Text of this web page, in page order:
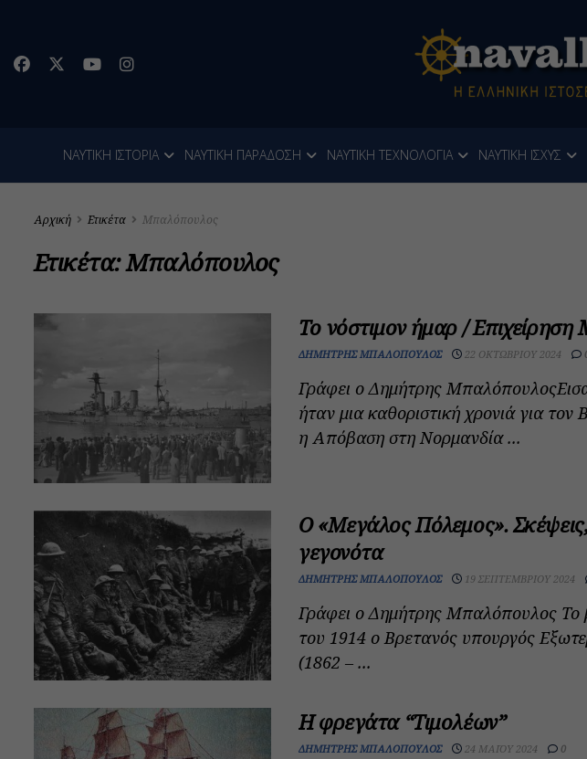
ΝΑΥΤΙΚΗ ΙΣΤΟΡΙΑ ΝΑΥΤΙΚΗ ΠΑΡΑΔΟΣΗ ΝΑΥΤΙΚΗ ΤΕΧΝΟΛΟΓΙΑ ΝΑΥΤΙΚΗ ΙΣΧΥΣ
Αρχική Ετικέτα Μπαλόπουλος
Ετικέτα:Μπαλόπουλος
Το νόστιμον ήμαρ / Επιχείρηση
ΔΗΜΉΤΡΗΣ ΜΠΑΛΌΠΟΥΛΟΣ 22 ΟΚΤΩΒΡΊΟΥ 2024
Γράφει ο Δημήτρης
ήταν μια καθοριστική χρονιά για
η Απόβαση στη Νορμανδία ...
Ο «Μεγάλος Πόλεμος».
γεγονότα
ΔΗΜΉΤΡΗΣ ΜΠΑΛΌΠΟΥΛΟΣ 19 ΣΕΠΤΕΜΒΡΊΟΥ 2024
Γράφει ο Δημήτρης Μπαλόπουλος Το
του 1914 ο Βρετανός υπουργός
(1862 – ...
Η φρεγάτα “Τιμολέων”
ΔΗΜΉΤΡΗΣ ΜΠΑΛΌΠΟΥΛΟΣ 24 ΜΑΪ́ΟΥ 2024 0